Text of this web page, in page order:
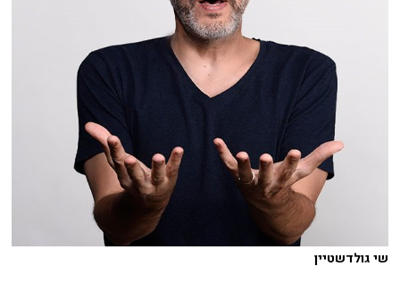
שי גולדשטיין